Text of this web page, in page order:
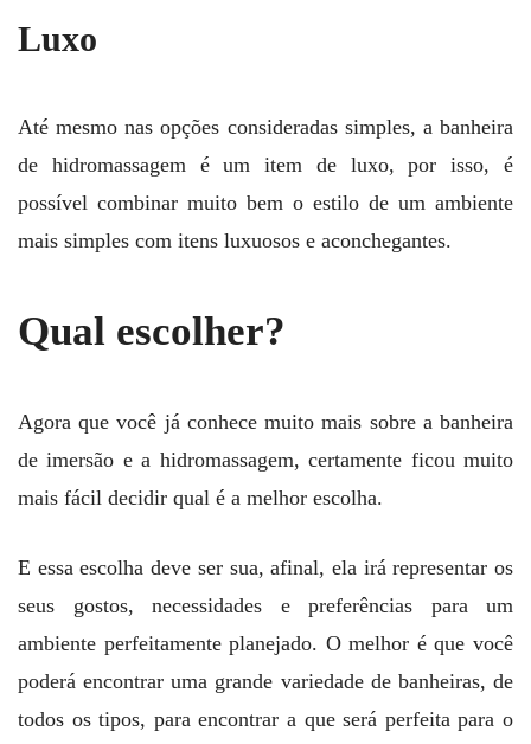
Luxo
Até mesmo nas opções consideradas simples, a banheira
de hidromassagem é um item de luxo, por isso, é
possível combinar muito bem o estilo de um ambiente
mais simples com itens luxuosos e aconchegantes.
Qual escolher?
Agora que você já conhece muito mais sobre a banheira
de imersão e a hidromassagem, certamente ficou muito
mais fácil decidir qual é a melhor escolha.
E essa escolha deve ser sua, afinal, ela irá representar os
seus gostos, necessidades e preferências para um
ambiente perfeitamente planejado. O melhor é que você
poderá encontrar uma grande variedade de banheiras, de
todos os tipos, para encontrar a que será perfeita para o